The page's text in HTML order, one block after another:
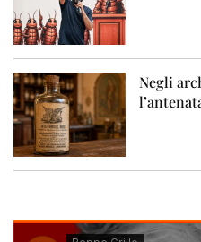
Negli